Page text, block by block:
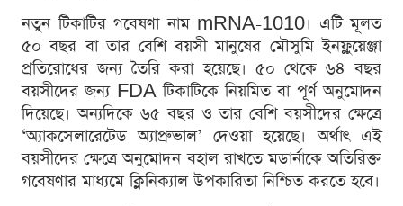
নতুন টিকাটির গবেষণা নাম mRNA-1010। এটি মূলত
৫০ বছর বা তার বেশি বয়সী মানুষের মৌসুমি ইনফ্লুয়েঞ্জা
প্রতিরোধের জন্য তৈরি করা হয়েছে। ৫০ থেকে ৬৪ বছর
বয়সীদের জন্য FDA টিকাটিকে নিয়মিত বা পূর্ণ অনুমোদন
দিয়েছে। অন্যদিকে ৬৫ বছর ও তার বেশি বয়সীদের ক্ষেত্রে
‘অ্যাকসেলারেটেড অ্যাপ্রুভাল’ দেওয়া হয়েছে। অর্থাৎ এই
বয়সীদের ক্ষেত্রে অনুমোদন বহাল রাখতে মডার্নাকে অতিরিক্ত
গবেষণার মাধ্যমে ক্লিনিক্যাল উপকারিতা নিশ্চিত করতে হবে।